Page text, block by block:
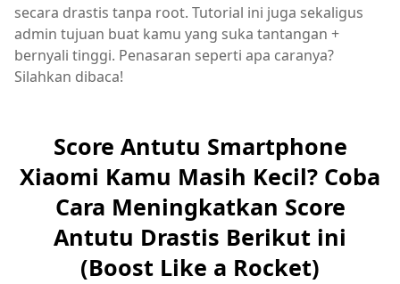
secara drastis tanpa root. Tutorial ini juga sekaligus
admin tujuan buat kamu yang suka tantangan +
bernyali tinggi. Penasaran seperti apa caranya?
Silahkan dibaca!
Score Antutu Smartphone
Xiaomi Kamu Masih Kecil? Coba
Cara Meningkatkan Score
Antutu Drastis Berikut ini
(Boost Like a Rocket)